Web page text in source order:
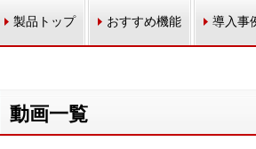
製品トップ おすすめ機能 導入事
動画一覧